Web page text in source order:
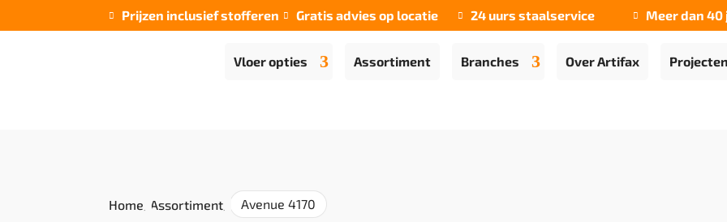
 Prijzen inclusief stofferen  Gratis advies op locatie  24 uurs staalservice  Meer dan
Vloer opties Assortiment Branches Over Artifax Projecten
Home Assortiment Avenue 4170